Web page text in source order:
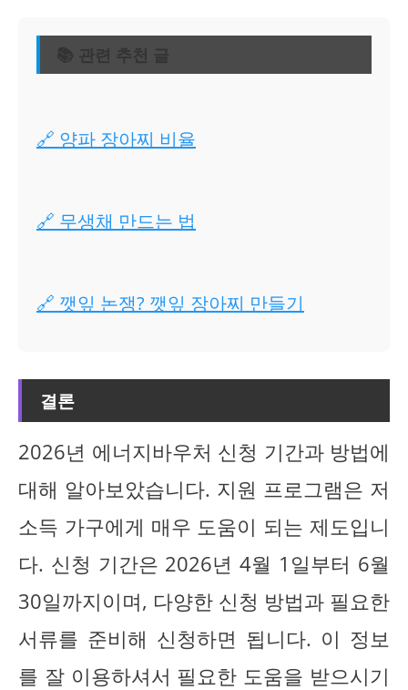
📚 관련 추천 글
🔗 양파 장아찌 비율
🔗 무생채 만드는 법
🔗 깻잎 논쟁? 깻잎 장아찌 만들기
결론
2026년 에너지바우처 신청 기간과 방법에
대해 알아보았습니다. 지원 프로그램은 저
소득 가구에게 매우 도움이 되는 제도입니
다. 신청 기간은 2026년 4월 1일부터 6월
30일까지이며, 다양한 신청 방법과 필요한
서류를 준비해 신청하면 됩니다. 이 정보
를 잘 이용하셔서 필요한 도움을 받으시기